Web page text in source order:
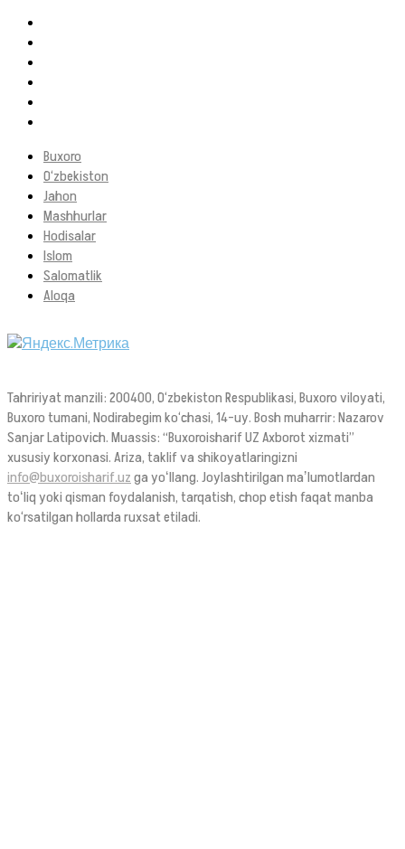
Buxoro
O‘zbekiston
Jahon
Mashhurlar
Hodisalar
Islom
Salomatlik
Aloqa
Tahririyat manzili: 200400, O‘zbekiston Respublikasi, Buxoro viloyati,
Buxoro tumani, Nodirabegim ko‘chasi, 14-uy. Bosh muharrir: Nazarov
Sanjar Latipovich. Muassis: “Buxoroisharif UZ Axborot xizmati”
xususiy korxonasi. Ariza, taklif va shikoyatlaringizni
info@buxoroisharif.uzga yoʻllang. Joylashtirilgan maʼlumotlardan
toʻliq yoki qisman foydalanish, tarqatish, chop etish faqat manba
ko‘rsatilgan hollarda ruxsat etiladi.